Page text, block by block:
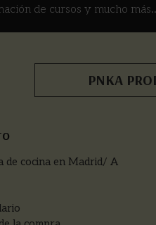
de cursos y mucho
PNKA
de cocina en Madrid/ A